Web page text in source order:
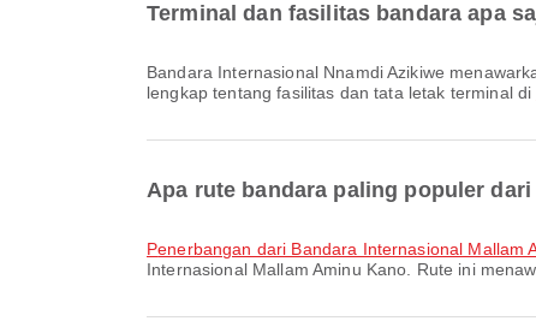
Terminal dan fasilitas bandara apa
Bandara Internasional Nnamdi Azikiwe menawarkan dan berbagai fasilitas lainnya untuk meningkatkan pengalaman perjalanan Anda. Anda dapat melihat informasi
lengkap tentang fasilitas dan tata letak terminal di
Apa rute bandara paling populer
penerbangan dari Bandara Internasional
Internasional Mallam Aminu Kano. Rute ini